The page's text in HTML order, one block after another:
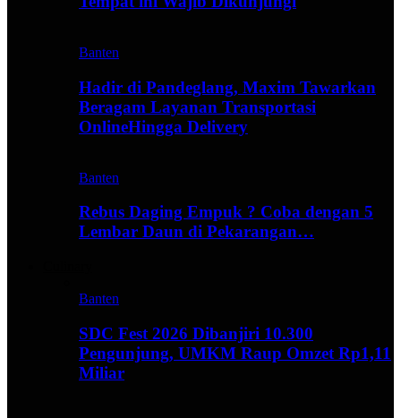
Banten
Hadir di Pandeglang, Maxim Tawarkan
Beragam Layanan Transportasi
OnlineHingga Delivery
Banten
Rebus Daging Empuk ? Coba dengan 5
Lembar Daun di Pekarangan…
Banten
SDC Fest 2026 Dibanjiri 10.300
Pengunjung, UMKM Raup Omzet Rp1,11
Miliar